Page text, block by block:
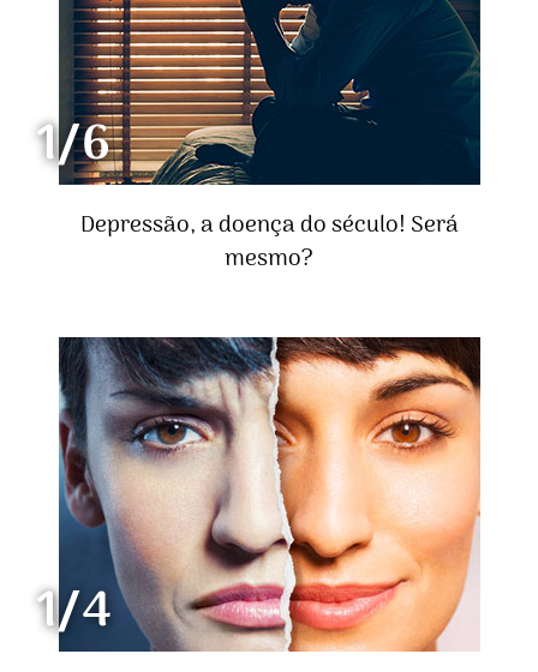
1/6
Depressão, a doença do século! Será
mesmo?
1/4